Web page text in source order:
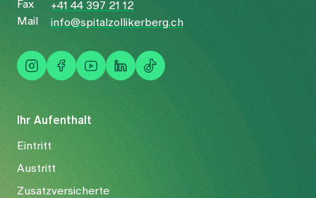
Ihr Aufenthalt
Eintritt
Austritt
Zusatzversicherte
Fax
+41 44 397 21 12
Mail
info@spitalzollikerberg.ch